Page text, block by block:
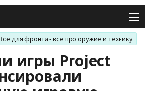
для фронта - все про оружие и технику
игры Project